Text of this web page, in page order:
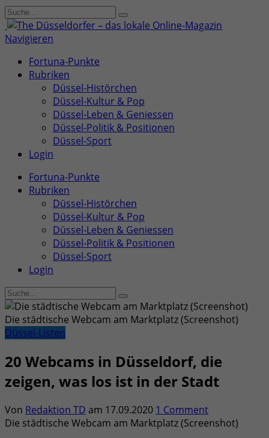
Navigieren
Fortuna-Punkte
Rubriken
Düssel-Histörchen
Düssel-Kultur & Pop
Düssel-Leben & Geniessen
Düssel-Politik & Positionen
Düssel-Sport
Login
Fortuna-Punkte
Rubriken
Düssel-Histörchen
Düssel-Kultur & Pop
Düssel-Leben & Geniessen
Düssel-Politik & Positionen
Düssel-Sport
Login
Die städtische Webcam am Marktplatz (Screenshot)
Düssel-Listen
20 Webcams in Düsseldorf, die
zeigen, was los ist in der Stadt
Von Redaktion TD am 17.09.2020 1 Comment
Die städtische Webcam am Marktplatz (Screenshot)